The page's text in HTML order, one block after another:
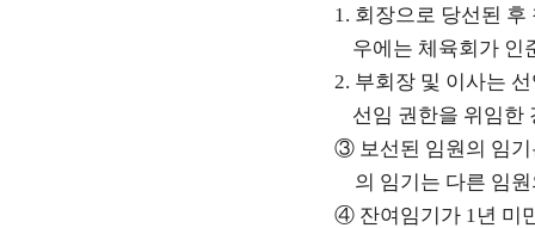
1. 회장으로 당선된
우에는 체육회가 인
2. 부회장 및 이사는
선임 권한을 위임한
③ 보선된 임원의 임
의 임기는 다른 임
④ 잔여임기가 1년 미